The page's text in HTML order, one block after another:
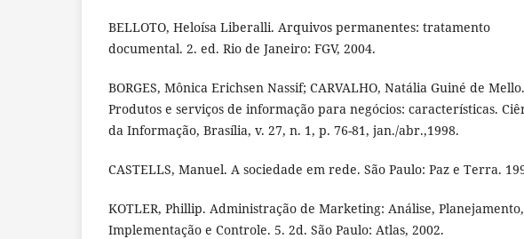
BELLOTO, Heloísa Liberalli. Arquivos permanentes: tratamento
documental. 2. ed. Rio de Janeiro: FGV, 2004.
BORGES, Mônica Erichsen Nassif; CARVALHO, Natália Guiné de Mello.
Produtos e serviços de informação para negócios: características.
da Informação, Brasília, v. 27, n. 1, p. 76-81, jan./abr.,1998.
CASTELLS, Manuel. A sociedade em rede. São Paulo: Paz e Terra.
KOTLER, Phillip. Administração de Marketing: Análise, Planejamento,
Implementação e Controle. 5. 2d. São Paulo: Atlas, 2002.